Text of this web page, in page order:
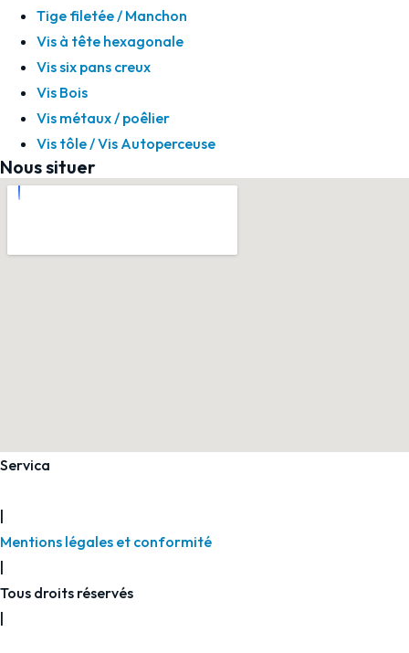
Tige filetée / Manchon
Vis à tête hexagonale
Vis six pans creux
Vis Bois
Vis métaux / poêlier
Vis tôle / Vis Autoperceuse
Nous situer
Servica
|
Mentions légales et conformité
|
Tous droits réservés
|